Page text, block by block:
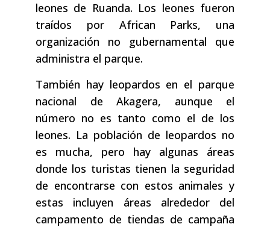
leones de Ruanda. Los leones fueron
traídos por African Parks, una
organización no gubernamental que
administra el parque.
También hay leopardos en el parque
nacional de Akagera, aunque el
número no es tanto como el de los
leones. La población de leopardos no
es mucha, pero hay algunas áreas
donde los turistas tienen la seguridad
de encontrarse con estos animales y
estas incluyen áreas alrededor del
campamento de tiendas de campaña